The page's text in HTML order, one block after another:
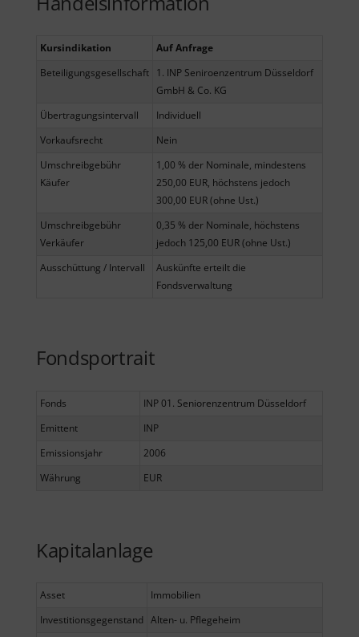
Kursindikation
Auf Anfrage
Beteiligungsgesellschaft 1. INP Seniroenzentrum Düsseldorf
GmbH & Co. KG
Übertragungsintervall
Individuell
Vorkaufsrecht
Nein
Umschreibgebühr
Käufer
1,00 % der Nominale, mindestens
250,00 EUR, höchstens jedoch
300,00 EUR (ohne Ust.)
Umschreibgebühr
Verkäufer
0,35 % der Nominale, höchstens
jedoch 125,00 EUR (ohne Ust.)
Ausschüttung / Intervall
Auskünfte erteilt die
Fondsverwaltung
Fondsportrait
Fonds
INP 01. Seniorenzentrum Düsseldorf
Emittent
INP
Emissionsjahr
2006
Währung
EUR
Kapitalanlage
Asset
Immobilien
Investitionsgegenstand Alten- u. Pflegeheim